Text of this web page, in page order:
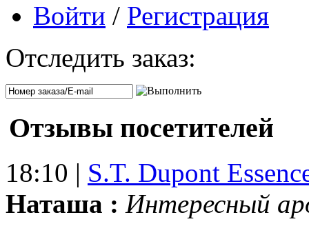
Войти / Регистрация
Отследить заказ:
Отзывы посетителей
18:10 | S.T. Dupont
Наташа : Интересный